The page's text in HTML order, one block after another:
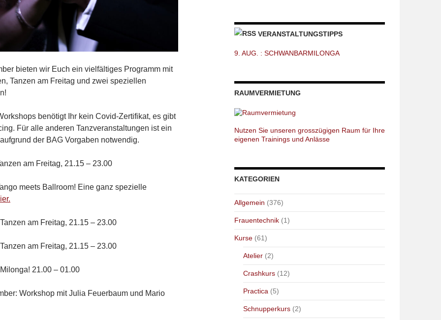
bieten wir Euch ein vielfältiges Programm mit
Tanzen am Freitag und zwei speziellen
benötigt Ihr kein Covid-Zertifikat, es gibt
Für alle anderen Tanzveranstaltungen ist ein
der BAG Vorgaben notwendig.
am Freitag, 21.15 – 23.00
meets Ballroom! Eine ganz spezielle
am Freitag, 21.15 – 23.00
am Freitag, 21.15 – 23.00
21.00 – 01.00
Workshop mit Julia Feuerbaum und Mario
VERANSTALTUNGSTIPPS
9. AUG. : SCHWANBARMILONGA
RAUMVERMIETUNG
Nutzen Sie unseren grosszügigen Raum für Ihre
eigenen Trainings und Anlässe
KATEGORIEN
Allgemein (376)
Frauentechnik (1)
Kurse (61)
Atelier (2)
Crashkurs (12)
Practica (5)
Schnupperkurs (2)